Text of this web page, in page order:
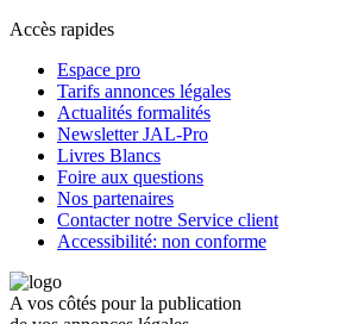
Accès rapides
Espace pro
Tarifs annonces légales
Actualités formalités
Newsletter JAL-Pro
Livres Blancs
Foire aux questions
Nos partenaires
Contacter notre Service client
Accessibilité: non conforme
A vos côtés pour la publication